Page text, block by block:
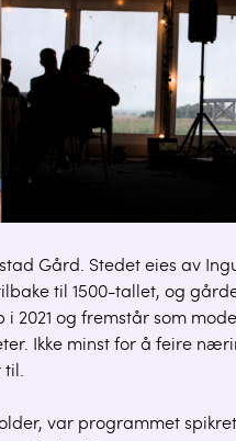
Gård. Stedet eies av
til 1500-tallet, og
2021 og fremstår som
Ikke minst for å feire
til.
var programmet